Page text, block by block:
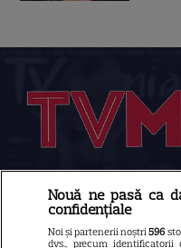
Nouă ne pasă ca
confidențiale
Noi și partenerii noștri596
dvs., precum